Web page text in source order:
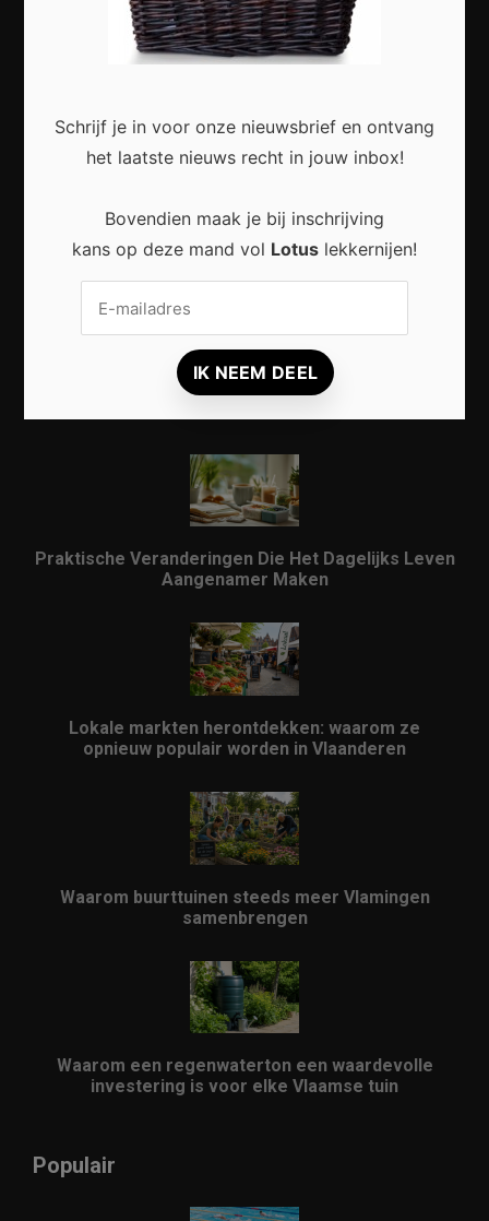
CULTUUR
NATUUR
Most Recent
Duurzaam wonen begint met kleine veranderingen
Praktische Veranderingen Die Het Dagelijks Leven
Aangenamer Maken
Lokale markten herontdekken: waarom ze
opnieuw populair worden in Vlaanderen
Waarom buurttuinen steeds meer Vlamingen
samenbrengen
Waarom een regenwaterton een waardevolle
investering is voor elke Vlaamse tuin
Populair
Schrijf je in voor onze nieuwsbrief en ontvang
het laatste nieuws recht in jouw inbox!
Bovendien maak je bij inschrijving
kans op deze mand vol Lotus lekkernijen!